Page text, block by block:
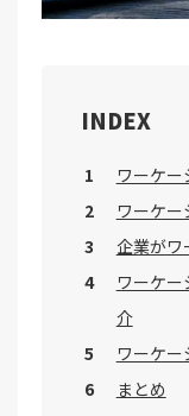
INDEX
ワーケ
ワーケ
企業がワ
ワーケ
介
ワーケ
まとめ